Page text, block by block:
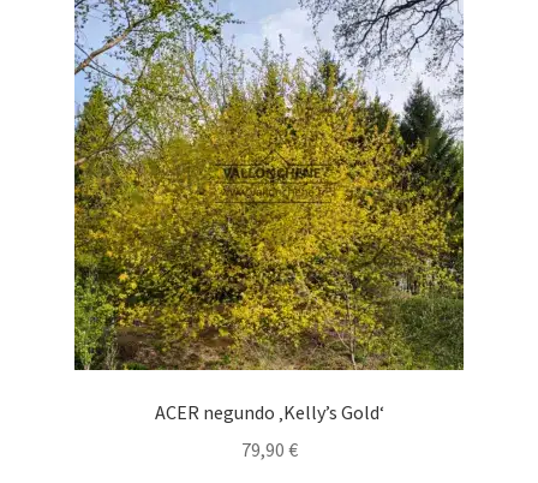
ACER negundo ‚Kelly’s Gold‘
79,90 €